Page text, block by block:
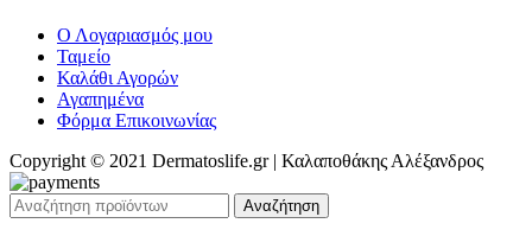
Ο Λογαριασμός μου
Ταμείο
Καλάθι Αγορών
Αγαπημένα
Φόρμα Επικοινωνίας
Copyright © 2021 Dermatoslife.gr | Καλαποθάκης Αλέξανδρος
Αναζήτηση